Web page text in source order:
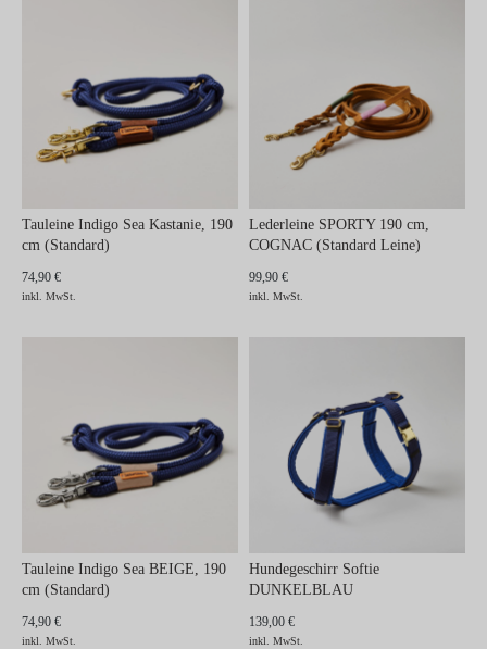
Tauleine Indigo Sea Kastanie, 190
cm (Standard)
74,90 €
inkl. MwSt.
Lederleine SPORTY 190 cm,
COGNAC (Standard Leine)
99,90 €
inkl. MwSt.
Tauleine Indigo Sea BEIGE, 190
cm (Standard)
74,90 €
inkl. MwSt.
Hundegeschirr Softie
DUNKELBLAU
139,00 €
inkl. MwSt.